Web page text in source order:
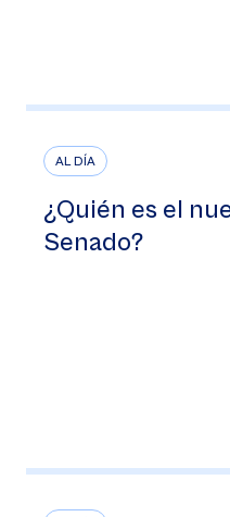
AL DÍA
¿Quién es el
Senado?